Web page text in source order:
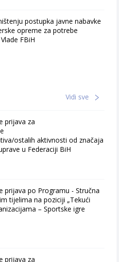
postupka javne nabavke
opreme za potrebe
FBiH
Vidi sve
prijava za
ostalih aktivnosti od značaja
u Federaciji BiH
prijava po Programu - Stručna
tijelima na poziciji „Tekući
– Sportske igre
prijava za